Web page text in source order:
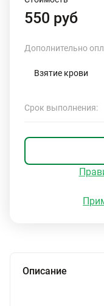
550 руб
Дополнительно
Взятие крови
Срок выполнения:
Описание